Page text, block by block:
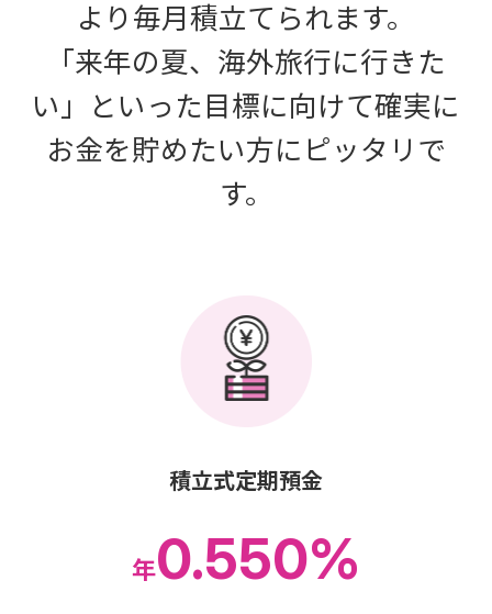
より毎月積立てられます。
「来年の夏、海外旅行に行きた
い」といった目標に向けて確実に
お金を貯めたい方にピッタリで
す。
積立式定期預金
年0.550%